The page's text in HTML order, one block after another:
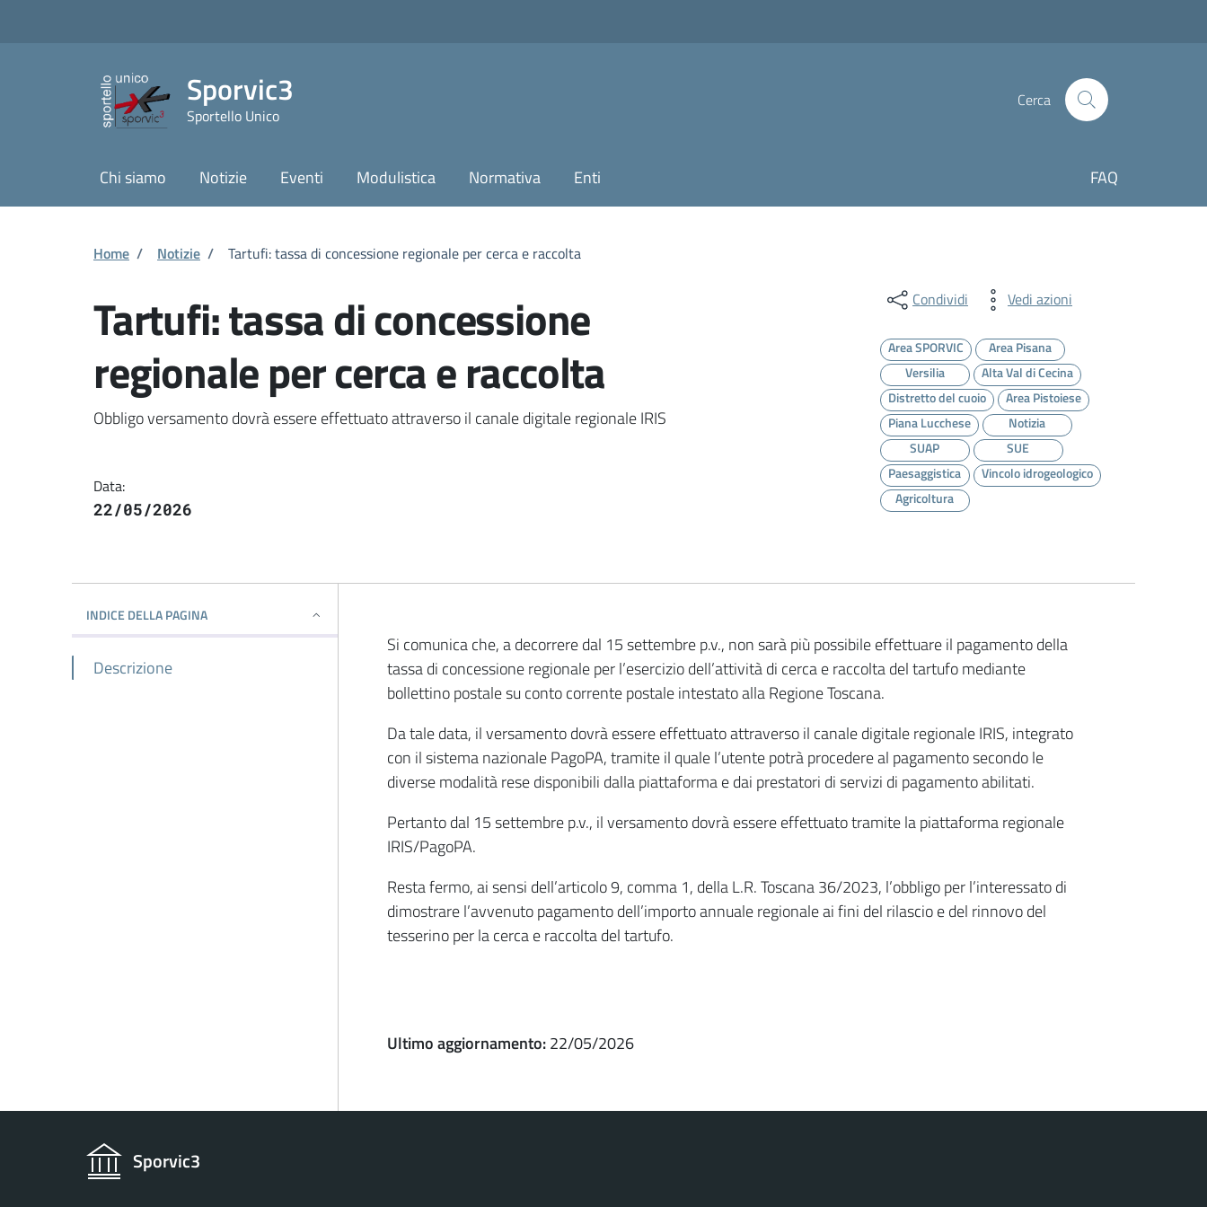
Sporvic3
Sportello Unico
Cerca
Chi siamo Notizie Eventi Modulistica Normativa Enti FAQ
Home / Notizie / Tartufi: tassa di concessione regionale per cerca e raccolta
Tartufi: tassa di concessione
regionale per cerca e raccolta
Dettaglio della notizia
Obbligo versamento dovrà essere effettuato attraverso il canale digitale regionale IRIS
Data:
22/05/2026
Condividi Vedi azioni
Area SPORVIC
Area Pisana
Versilia
Alta Val di Cecina
Distretto del cuoio
Area Pistoiese
Piana Lucchese
Notizia
SUAP
SUE
Paesaggistica
Vincolo idrogeologico
Agricoltura
INDICE DELLA PAGINA
Descrizione
Si comunica che, a decorrere dal 15 settembre p.v., non sarà più possibile effettuare il pagamento della
tassa di concessione regionale per l’esercizio dell’attività di cerca e raccolta del tartufo mediante
bollettino postale su conto corrente postale intestato alla Regione Toscana.
Da tale data, il versamento dovrà essere effettuato attraverso il canale digitale regionale IRIS, integrato
con il sistema nazionale PagoPA, tramite il quale l’utente potrà procedere al pagamento secondo le
diverse modalità rese disponibili dalla piattaforma e dai prestatori di servizi di pagamento abilitati.
Pertanto dal 15 settembre p.v., il versamento dovrà essere effettuato tramite la piattaforma regionale
IRIS/PagoPA.
Resta fermo, ai sensi dell’articolo 9, comma 1, della L.R. Toscana 36/2023, l’obbligo per l’interessato di
dimostrare l’avvenuto pagamento dell’importo annuale regionale ai fini del rilascio e del rinnovo del
tesserino per la cerca e raccolta del tartufo.
Ultimo aggiornamento:22/05/2026
Sporvic3